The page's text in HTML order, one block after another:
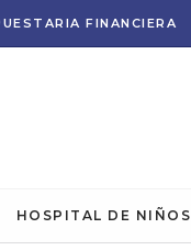
FINANCIERA
HOSPITAL DE NIÑOS